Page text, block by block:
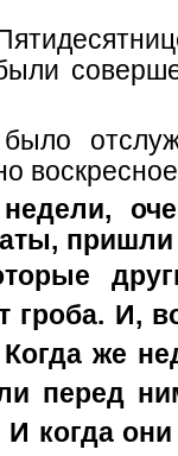
пришли
гроба. И,
Когда же
перед
И когда